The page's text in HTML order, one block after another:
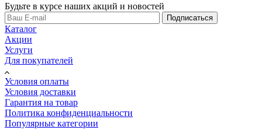
Будьте в курсе наших акций и новостей
Подписаться
Каталог
Акции
Услуги
Для покупателей
Условия оплаты
Условия доставки
Гарантия на товар
Политика конфиденциальности
Популярные категории